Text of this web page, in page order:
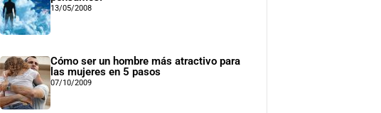
13/05/2008
Cómo ser un hombre más atractivo para
las mujeres en 5 pasos
07/10/2009